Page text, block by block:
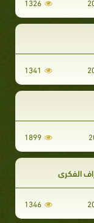
1326
1341
1899
الفكري
1346